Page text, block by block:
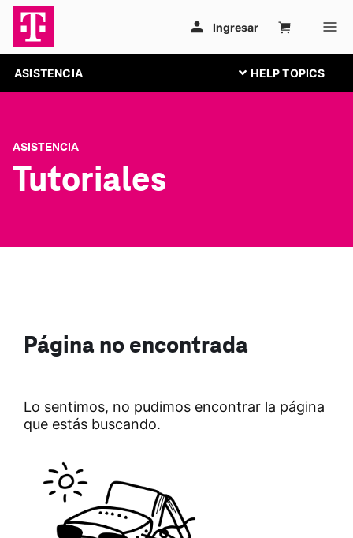
ASISTENCIA
ASISTENCIA
Tutoriales